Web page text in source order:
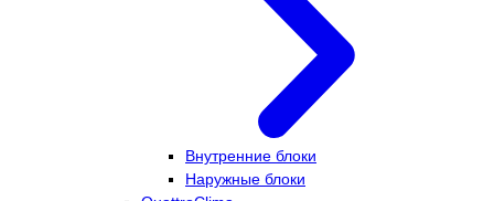
Внутренние блоки
Наружные блоки